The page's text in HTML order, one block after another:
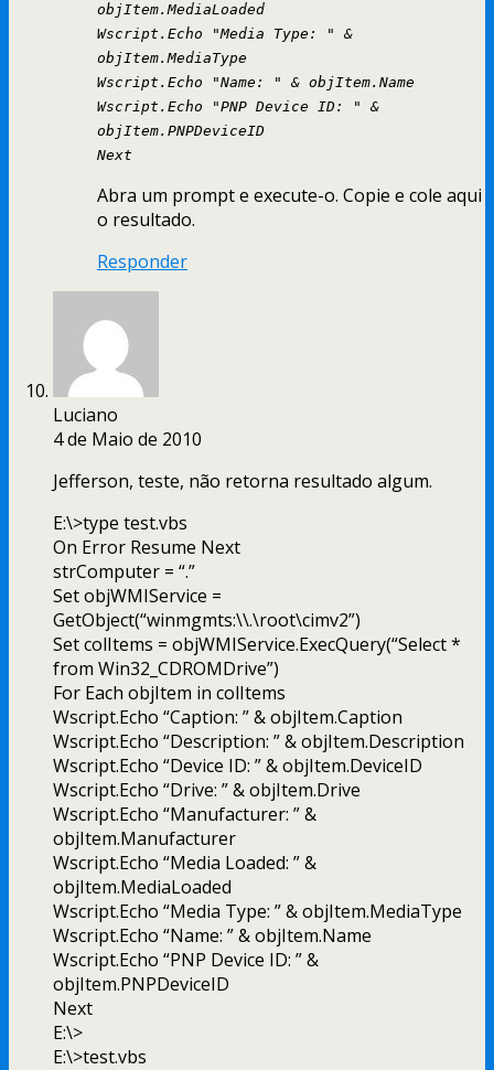
objItem.MediaLoaded
Wscript.Echo "Media Type: " &
objItem.MediaType
Wscript.Echo "Name: " & objItem.Name
Wscript.Echo "PNP Device ID: " &
objItem.PNPDeviceID
Next
Abra um prompt e execute-o. Copie e cole aqui
o resultado.
Responder
Luciano
4 de Maio de 2010
Jefferson, teste, não retorna resultado algum.
E:\>type test.vbs
On Error Resume Next
strComputer = “.”
Set objWMIService =
GetObject(“winmgmts:\\.\root\cimv2”)
Set colItems = objWMIService.ExecQuery(“Select *
from Win32_CDROMDrive”)
For Each objItem in colItems
Wscript.Echo “Caption: ” & objItem.Caption
Wscript.Echo “Description: ” & objItem.Description
Wscript.Echo “Device ID: ” & objItem.DeviceID
Wscript.Echo “Drive: ” & objItem.Drive
Wscript.Echo “Manufacturer: ” &
objItem.Manufacturer
Wscript.Echo “Media Loaded: ” &
objItem.MediaLoaded
Wscript.Echo “Media Type: ” & objItem.MediaType
Wscript.Echo “Name: ” & objItem.Name
Wscript.Echo “PNP Device ID: ” &
objItem.PNPDeviceID
Next
E:\>
E:\>test.vbs